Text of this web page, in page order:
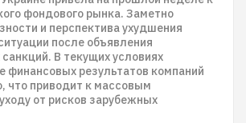
фондового рынка. Заметно
и перспектива ухудшения
после объявления
В текущих условиях
финансовых результатов компаний
что приводит к массовым
от рисков зарубежных